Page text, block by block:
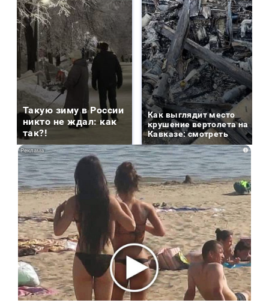
Такую зиму в России
никто не ждал: как
так?!
Как выглядит место
крушение вертолета на
Кавказе: смотреть
i